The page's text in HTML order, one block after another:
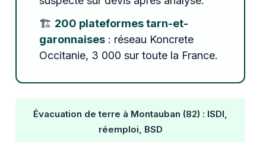
🏗️ 200 plateformes tarn-et-
garonnaises: réseau Koncrete
Occitanie, 3 000 sur toute la France.
Évacuation de terre à Montauban (82) : ISDI,
réemploi, BSD